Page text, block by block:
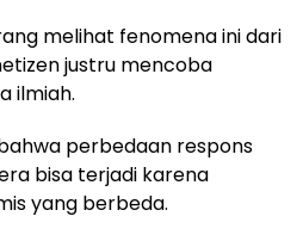
melihat fenomena ini dari
justru mencoba
ilmiah.
perbedaan respons
bisa terjadi karena
yang berbeda.